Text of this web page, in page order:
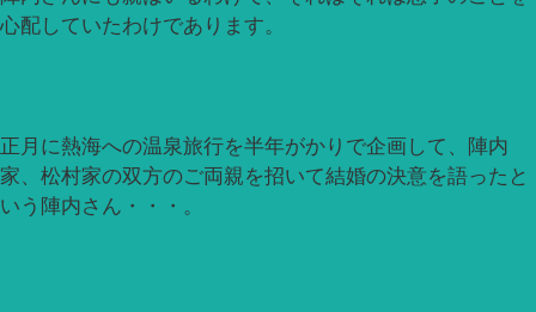
心配していたわけであります。
正月に熱海への温泉旅行を半年がかりで企画して、陣内
家、松村家の双方のご両親を招いて結婚の決意を語ったと
いう陣内さん・・・。